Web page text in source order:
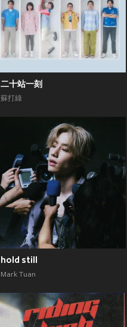
二十站一刻
蘇打綠
hold still
Mark Tuan